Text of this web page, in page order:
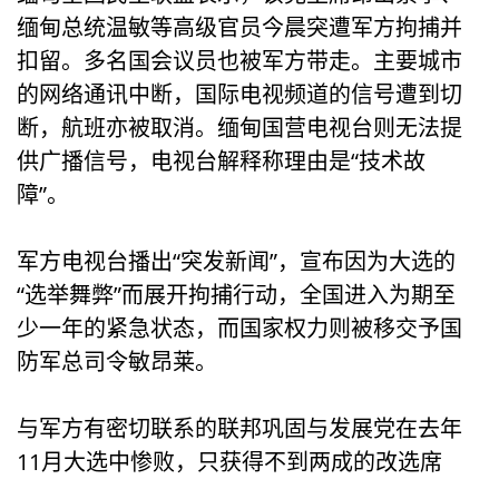
缅甸总统温敏等高级官员今晨突遭军方拘捕并
扣留。多名国会议员也被军方带走。主要城市
的网络通讯中断，国际电视频道的信号遭到切
断，航班亦被取消。缅甸国营电视台则无法提
供广播信号，电视台解释称理由是“技术故
障”。
军方电视台播出“突发新闻”，宣布因为大选的
“选举舞弊”而展开拘捕行动，全国进入为期至
少一年的紧急状态，而国家权力则被移交予国
防军总司令敏昂莱。
与军方有密切联系的联邦巩固与发展党在去年
11月大选中惨败，只获得不到两成的改选席